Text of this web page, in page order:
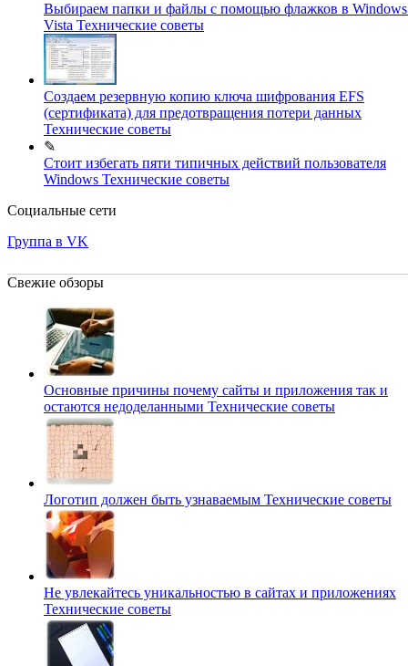
Выбираем папки и файлы с помощью флажков в
Vista Технические советы
Создаем резервную копию ключа шифрования EFS
(сертификата) для предотвращения потери данных
Технические советы
✎
Стоит избегать пяти типичных действий пользователя
Windows Технические советы
Социальные сети
Группа в VK
Свежие обзоры
Основные причины почему сайты и приложения так и
остаются недоделанными Технические советы
Логотип должен быть узнаваемым Технические советы
Не увлекайтесь уникальностью в сайтах и приложениях
Технические советы